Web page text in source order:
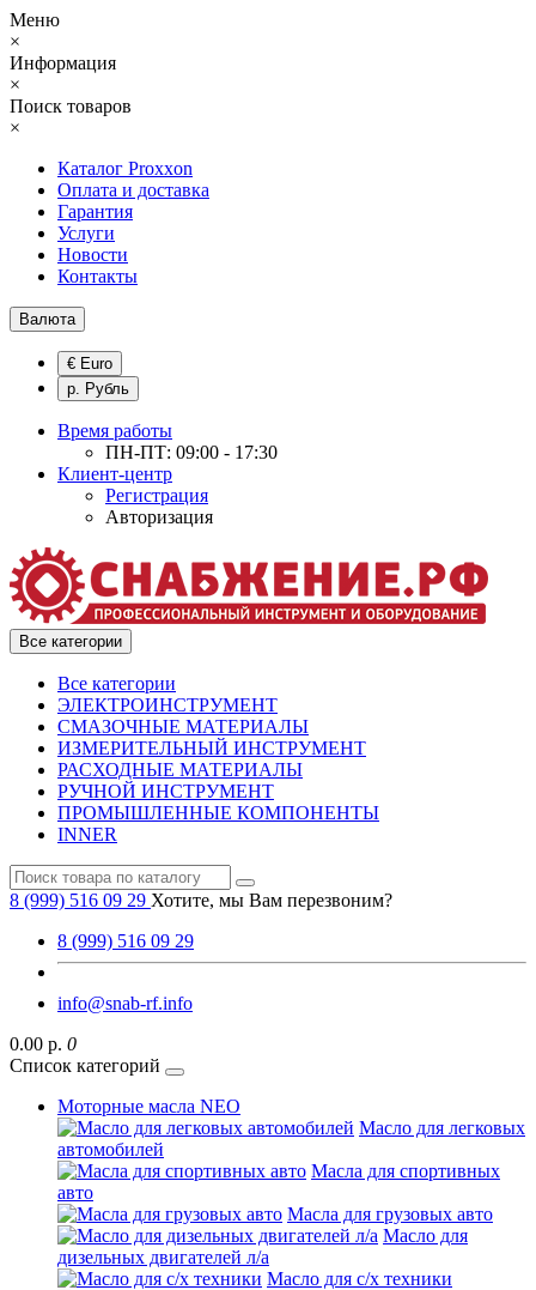
Меню
×
Информация
×
Поиск товаров
×
Каталог Proxxon
Оплата и доставка
Гарантия
Услуги
Новости
Контакты
Валюта
€ Euro
р. Рубль
Время работы
ПН-ПТ: 09:00 - 17:30
Клиент-центр
Регистрация
Авторизация
Все категории
Все категории
ЭЛЕКТРОИНСТРУМЕНТ
СМАЗОЧНЫЕ МАТЕРИАЛЫ
ИЗМЕРИТЕЛЬНЫЙ ИНСТРУМЕНТ
РАСХОДНЫЕ МАТЕРИАЛЫ
РУЧНОЙ ИНСТРУМЕНТ
ПРОМЫШЛЕННЫЕ КОМПОНЕНТЫ
INNER
8 (999) 516 09 29 Хотите, мы Вам перезвоним?
8 (999) 516 09 29
info@snab-rf.info
0.00 р. 0
Список категорий
Моторные масла NEO
Масло для легковых
автомобилей
Масла для спортивных
авто
Масла для грузовых авто
Масло для
дизельных двигателей л/а
Масло для с/х техники